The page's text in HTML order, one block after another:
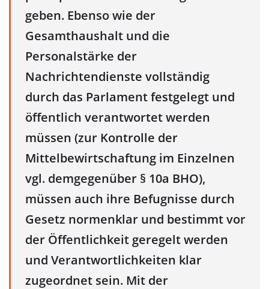
geben. Ebenso wie der
Gesamthaushalt und die
Personalstärke der
Nachrichtendienste vollständig
durch das Parlament festgelegt und
öffentlich verantwortet werden
müssen (zur Kontrolle der
Mittelbewirtschaftung im Einzelnen
vgl. demgegenüber § 10a BHO),
müssen auch ihre Befugnisse durch
Gesetz normenklar und bestimmt vor
der Öffentlichkeit geregelt werden
und Verantwortlichkeiten klar
zugeordnet sein. Mit der